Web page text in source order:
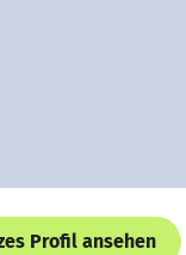
Profil ansehen